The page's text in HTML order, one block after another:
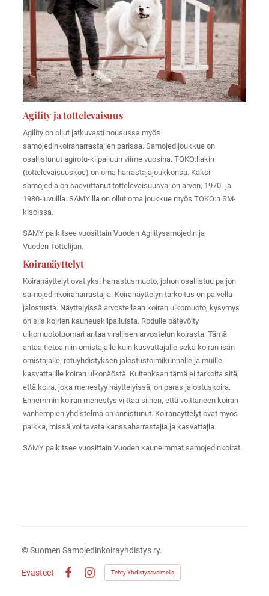
Agility ja tottelevaisuus
Agility on ollut jatkuvasti nousussa myös
samojedinkoiraharrastajien parissa. Samojedijoukkue on
osallistunut agirotu-kilpailuun viime vuosina. TOKO:llakin
(tottelevaisuuskoe) on oma harrastajajoukkonsa. Kaksi
samojedia on saavuttanut tottelevaisuusvalion arvon, 1970- ja
1980-luvuilla. SAMY:lla on ollut oma joukkue myös TOKO:n SM-
kisoissa.
SAMY palkitsee vuosittain Vuoden Agilitysamojedin ja
Vuoden Tottelijan.
Koiranäyttelyt
Koiranäyttelyt ovat yksi harrastusmuoto, johon osallistuu paljon
samojedinkoiraharrastajia. Koiranäyttelyn tarkoitus on palvella
jalostusta. Näyttelyissä arvostellaan koiran ulkomuoto, kysymys
on siis koirien kauneuskilpailuista. Rodulle pätevöity
ulkomuototuomari antaa virallisen arvostelun koirasta. Tämä
antaa tietoa niin omistajalle kuin kasvattajalle sekä koiran isän
omistajalle, rotuyhdistyksen jalostustoimikunnalle ja muille
kasvattajille koiran ulkonäöstä. Kuitenkaan tämä ei tarkoita sitä,
että koira, joka menestyy näyttelyissä, on paras jalostuskoira.
Ennemmin koiran menestys viittaa siihen, että voittaneen koiran
vanhempien yhdistelmä on onnistunut. Koiranäyttelyt ovat myös
paikka, missä voi tavata kanssaharrastajia ja kasvattajia.
SAMY palkitsee vuosittain Vuoden kauneimmat samojedinkoirat.
©Suomen Samojedinkoirayhdistys ry.
Evästeet
Instagram
Tehty Yhdistysavaimella